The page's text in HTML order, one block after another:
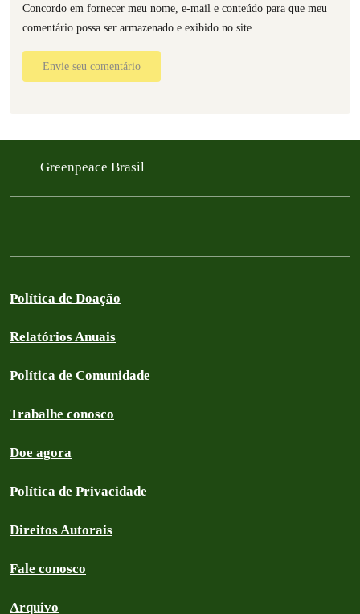
Concordo em fornecer meu nome, e-mail e conteúdo para que meu
comentário possa ser armazenado e exibido no site.
Envie seu comentário
Greenpeace Brasil
Política de Doação
Relatórios Anuais
Política de Comunidade
Trabalhe conosco
Doe agora
Política de Privacidade
Direitos Autorais
Fale conosco
Arquivo